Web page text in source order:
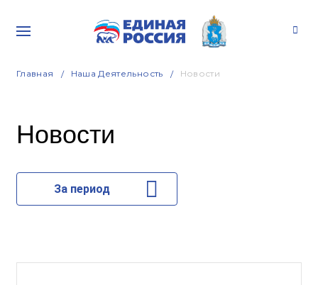
Главная Наша Деятельность Новости
Новости
За период